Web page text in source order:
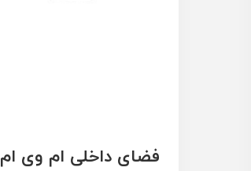
فضای داخلی ام وی ام X33 کراس